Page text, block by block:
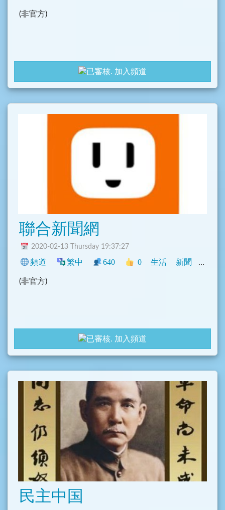
(非官方)
加入頻道
聯合新聞網
2020-02-13 Thursday 19:37:27
頻道 繁中 640 0 生活 新聞 臺灣
(非官方)
加入頻道
民主中国